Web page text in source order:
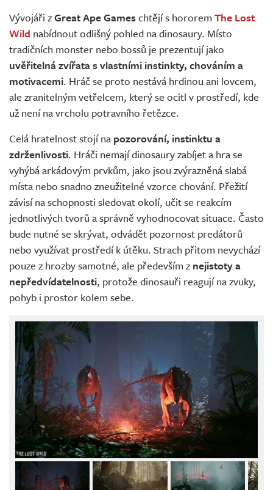
Živě
Vývojáři zGreat Ape Games chtějí s hororem The Lost
Wild nabídnout odlišný pohled na dinosaury. Místo
tradičních monster nebo bossů je prezentují jako
uvěřitelná zvířata s vlastními instinkty, chováním a
motivacemi. Hráč se proto nestává hrdinou ani lovcem,
ale zranitelným vetřelcem, který se ocitl v prostředí, kde
už není na vrcholu potravního řetězce.
Celá hratelnost stojí na pozorování, instinktu a
zdrženlivosti. Hráči nemají dinosaury zabíjet a hra se
vyhýbá arkádovým prvkům, jako jsou zvýrazněná slabá
místa nebo snadno zneužitelné vzorce chování. Přežití
závisí na schopnosti sledovat okolí, učit se reakcím
jednotlivých tvorů a správně vyhodnocovat situace. Často
bude nutné se skrývat, odvádět pozornost predátorů
nebo využívat prostředí k útěku. Strach přitom nevychází
pouze z hrozby samotné, ale především z nejistoty a
nepředvídatelnosti, protože dinosauři reagují na zvuky,
pohyb i prostor kolem sebe.